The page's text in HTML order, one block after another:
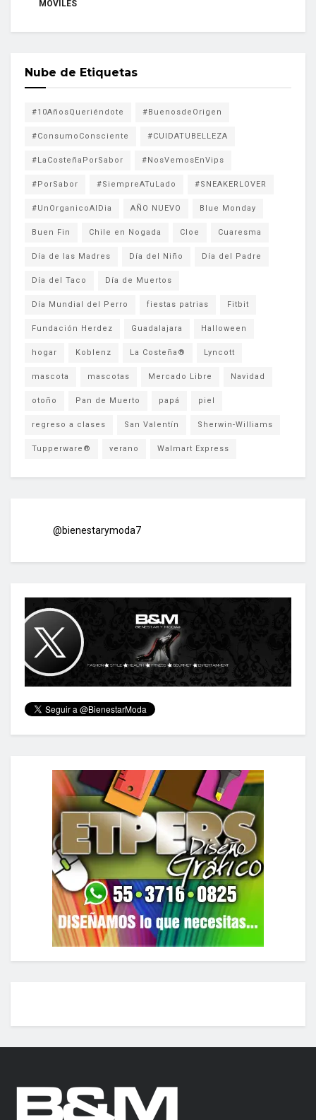
MÓVILES
Nube de Etiquetas
#10AñosQueriéndote #BuenosdeOrigen
#ConsumoConsciente #CUIDATUBELLEZA
#LaCosteñaPorSabor #NosVemosEnVips
#PorSabor #SiempreATuLado #SNEAKERLOVER
#UnOrganicoAlDia AÑO NUEVO Blue Monday
Buen Fin Chile en Nogada Cloe Cuaresma
Día de las Madres Día del Niño Día del Padre
Día del Taco Día de Muertos
Día Mundial del Perro fiestas patrias Fitbit
Fundación Herdez Guadalajara Halloween
hogar Koblenz La Costeña® Lyncott
mascota mascotas Mercado Libre Navidad
otoño Pan de Muerto papá piel
regreso a clases San Valentín Sherwin-Williams
Tupperware® verano Walmart Express
@bienestarymoda7